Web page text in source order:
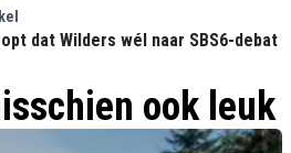
dat Wilders wél naar SBS6-debat
ook leuk